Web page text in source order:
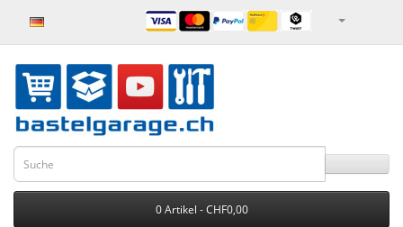
0 Artikel - CHF0,00